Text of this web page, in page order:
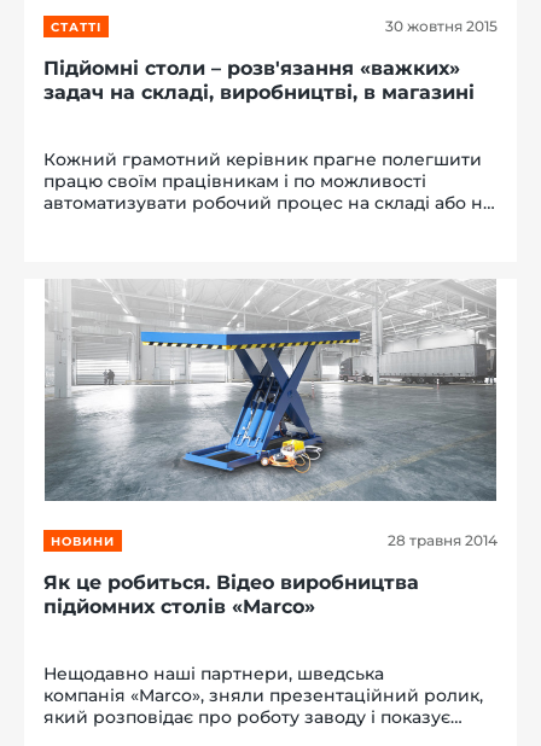
СТАТТІ 30 жовтня 2015
Підйомні столи – розв'язання «важких»
задач на складі, виробництві, в магазині
Кожний грамотний керівник прагне полегшити
працю своїм працівникам і по можливості
автоматизувати робочий процес на складі або на
НОВИНИ 28 травня 2014
Як це робиться. Відео виробництва
підйомних столів «Marco»
Нещодавно наші партнери, шведська
компанія «Marco», зняли презентаційний ролик,
який розповідає про роботу заводу і показує